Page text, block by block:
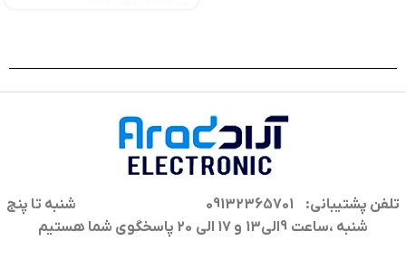
تلفن پشتیبانی: 09132365701
شنبه تا پنج
شنبه ،ساعت 9الی13 و 17 الی 20 پاسخگوی شما هستیم